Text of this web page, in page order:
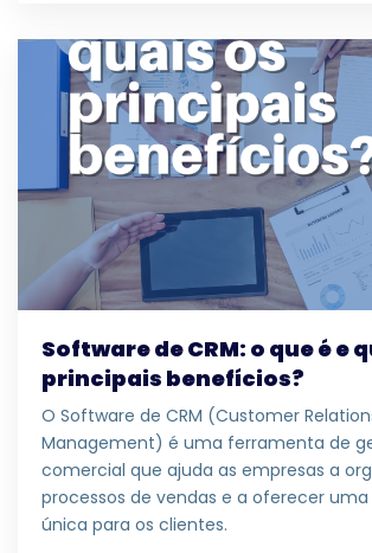
Software de CRM: o que é e
principais benefícios?
O Software de CRM (Customer
Management) é uma ferramenta de
comercial que ajuda as empresas a
processos de vendas e a oferecer
única para os clientes.